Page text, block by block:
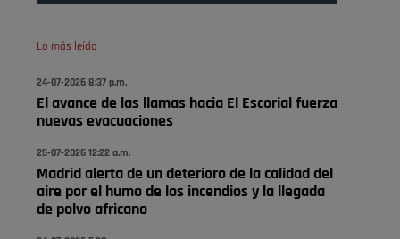
😆Durán menos qué un caramelo en la puerta de un
Pozuelo de Alarcón
🔴 EXCLUSIVA | El comisario
de la …
Pozuelo de Alarcón
🔴 EXCLUSIVA | El comisario
de la …
Lo más leído
24-07-2026 8:37 p.m.
El avance de las llamas hacia El Escorial fuerza
nuevas evacuaciones
25-07-2026 12:22 a.m.
Madrid alerta de un deterioro de la calidad del
aire por el humo de los incendios y la llegada
de polvo africano